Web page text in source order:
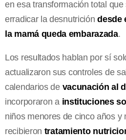
en esa transformación total
erradicar la desnutricióndesde
la mamá queda embarazada.
Los resultados hablan por sí
actualizaron sus controles de
calendarios de vacunación al
incorporaron a instituciones
niños menores de cinco años y
recibieron tratamiento